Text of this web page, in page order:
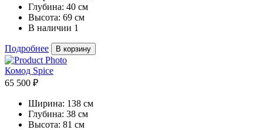
Глубина: 40 см
Высота: 69 см
В наличии 1
Подробнее В корзину
Комод Spice
65 500 ₽
Ширина: 138 см
Глубина: 38 см
Высота: 81 см